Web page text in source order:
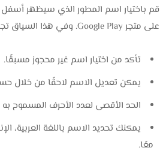
قم باختيار اسم المطور الذي سيظهر
على متجر Google Play. وفي هذا السياق تجدر الإشارة إلى:
تأكد من اختيار اسم غير محجوز مسبقًا.
يمكن تعديل الاسم لاحقًا من خلال
الحد الأقصى لعدد الأحرف المسموح به هو 50
يمكنك تحديد الاسم باللغة العربية،
معًا.